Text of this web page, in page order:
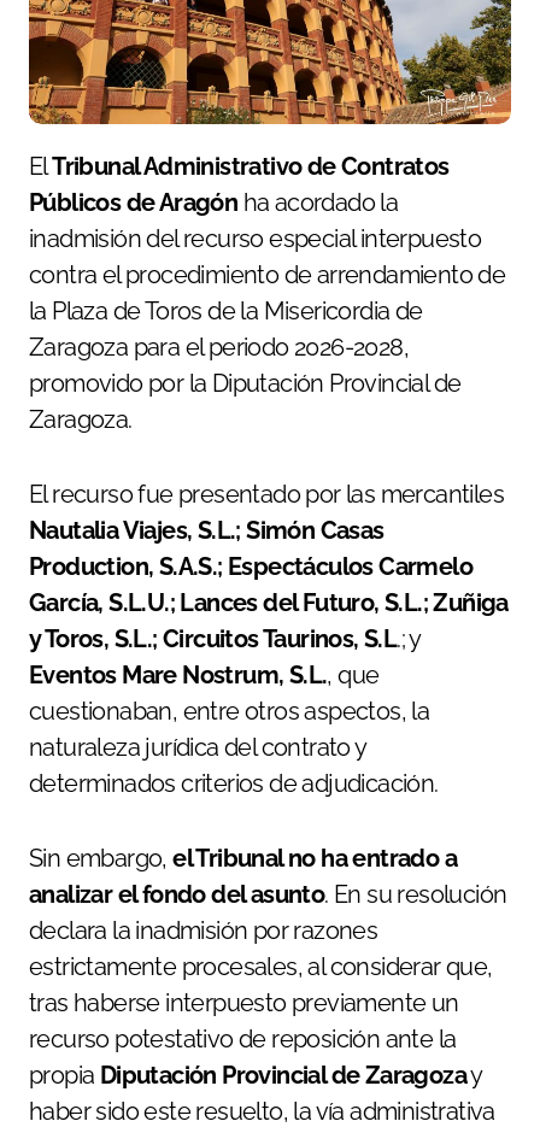
ElTribunal Administrativo de Contratos
Públicos de Aragón ha acordado la
inadmisión del recurso especial interpuesto
contra el procedimiento de arrendamiento de
la Plaza de Toros de la Misericordia de
Zaragoza para el periodo 2026-2028,
promovido por la Diputación Provincial de
Zaragoza.
El recurso fue presentado por las mercantiles
Nautalia Viajes, S.L.; Simón Casas
Production, S.A.S.; Espectáculos Carmelo
García, S.L.U.; Lances del Futuro, S.L.; Zuñiga
y Toros, S.L.; Circuitos Taurinos, S.L.; y
Eventos Mare Nostrum, S.L., que
cuestionaban, entre otros aspectos, la
naturaleza jurídica del contrato y
determinados criterios de adjudicación.
Sin embargo,el Tribunal no ha entrado a
analizar el fondo del asunto. En su resolución
declara la inadmisión por razones
estrictamente procesales, al considerar que,
tras haberse interpuesto previamente un
recurso potestativo de reposición ante la
propia Diputación Provincial de Zaragozay
haber sido este resuelto, la vía administrativa